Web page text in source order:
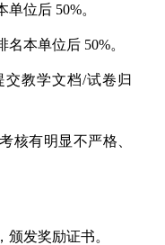
位后 50%。
本单位后 50%。
教学文档/试卷归
核有明显不严格、
颁发奖励证书。